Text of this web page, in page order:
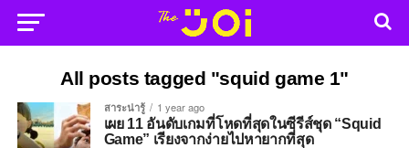
All posts tagged "squid game 1"
สาระน่ารู้ 1 year ago
เผย 11 อันดับเกมที่โหดที่สุดในซีรีส์ชุด “Squid
Game” เรียงจากง่ายไปหายากที่สุด